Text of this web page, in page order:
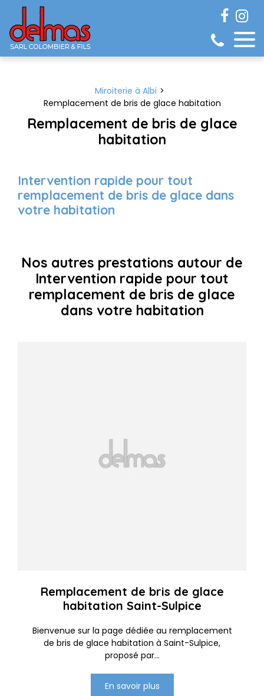
Miroiterie à Albi
Remplacement de bris de glace habitation
Remplacement de bris de glace
habitation
Intervention rapide pour tout
remplacement de bris de glace dans
votre habitation
Nos autres prestations autour de
Intervention rapide pour tout
remplacement de bris de glace
dans votre habitation
Remplacement de bris de glace
habitation Saint-Sulpice
Bienvenue sur la page dédiée au remplacement
de bris de glace habitation à Saint-Sulpice,
proposé par...
En savoir plus
Panneau de gestion des cookies